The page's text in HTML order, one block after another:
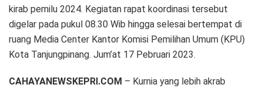
kirab pemilu 2024. Kegiatan rapat koordinasi tersebut
digelar pada pukul 08.30 Wib hingga selesai bertempat di
ruang Media Center Kantor Komisi Pemilihan Umum (KPU)
Kota Tanjungpinang. Jum’at 17 Pebruari 2023.
CAHAYANEWSKEPRI.COM – Kurnia yang lebih akrab